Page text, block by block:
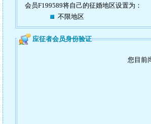
会员F199589将自己的征婚地区设置为：
不限地区
应征者会员身份验证
您目前